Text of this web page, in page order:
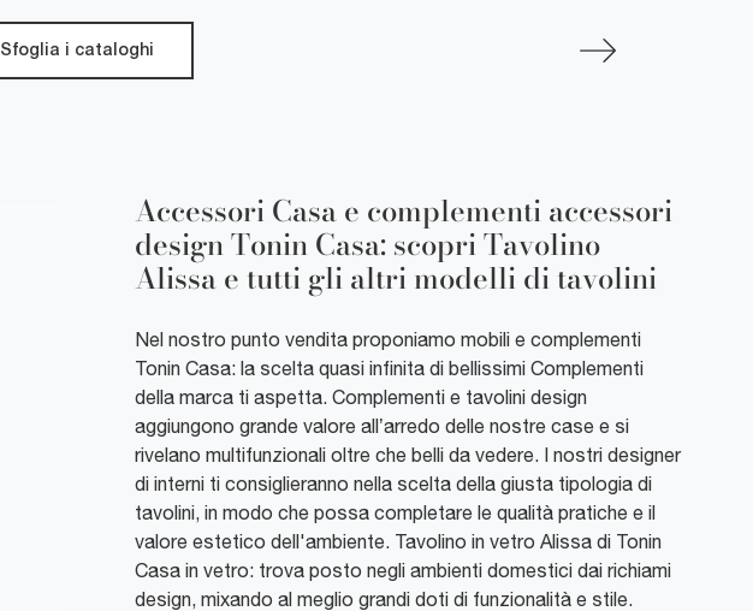
Sfoglia i cataloghi
Accessori Casa e complementi accessori
design Tonin Casa: scopri Tavolino
Alissa e tutti gli altri modelli di tavolini
Nel nostro punto vendita proponiamo mobili e complementi
Tonin Casa: la scelta quasi infinita di bellissimi Complementi
della marca ti aspetta. Complementi e tavolini design
aggiungono grande valore all’arredo delle nostre case e si
rivelano multifunzionali oltre che belli da vedere. I nostri designer
di interni ti consiglieranno nella scelta della giusta tipologia di
tavolini, in modo che possa completare le qualità pratiche e il
valore estetico dell'ambiente. Tavolino in vetro Alissa di Tonin
Casa in vetro: trova posto negli ambienti domestici dai richiami
design, mixando al meglio grandi doti di funzionalità e stile.